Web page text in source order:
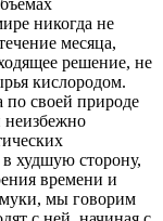
никогда не
месяца,
решение, не
кислородом.
своей природе
неизбежно
худшую сторону,
времени и
мы говорим